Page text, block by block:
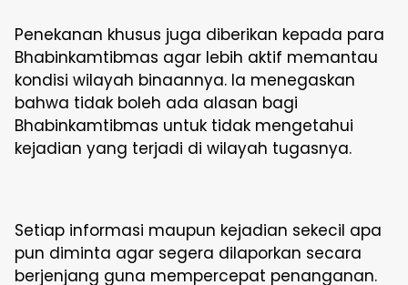
Penekanan khusus juga diberikan kepada para
Bhabinkamtibmas agar lebih aktif memantau
kondisi wilayah binaannya. Ia menegaskan
bahwa tidak boleh ada alasan bagi
Bhabinkamtibmas untuk tidak mengetahui
kejadian yang terjadi di wilayah tugasnya.
Setiap informasi maupun kejadian sekecil apa
pun diminta agar segera dilaporkan secara
berjenjang guna mempercepat penanganan.